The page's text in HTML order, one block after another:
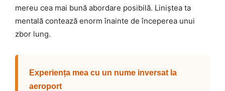
mereu cea mai bună abordare posibilă. Liniștea ta
mentală contează enorm înainte de începerea unui
zbor lung.
Experiența mea cu un nume inversat la
aeroport